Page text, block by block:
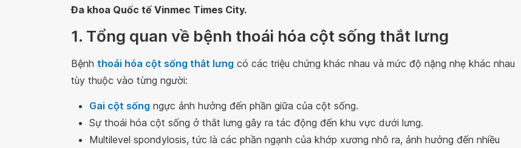
Đa khoa Quốc tế Vinmec Times City.
1. Tổng quan về bệnh thoái hóa cột sống thắt lưng
Bệnh thoái hóa cột sống thắt lưng có các triệu chứng khác nhau và mức độ nặng nhẹ khác nhau
tùy thuộc vào từng người:
Gai cột sống ngực ảnh hưởng đến phần giữa của cột sống.
Sự thoái hóa cột sống ở thắt lưng gây ra tác động đến khu vực dưới lưng.
Multilevel spondylosis, tức là các phần ngạnh của khớp xương nhô ra, ảnh hưởng đến nhiều